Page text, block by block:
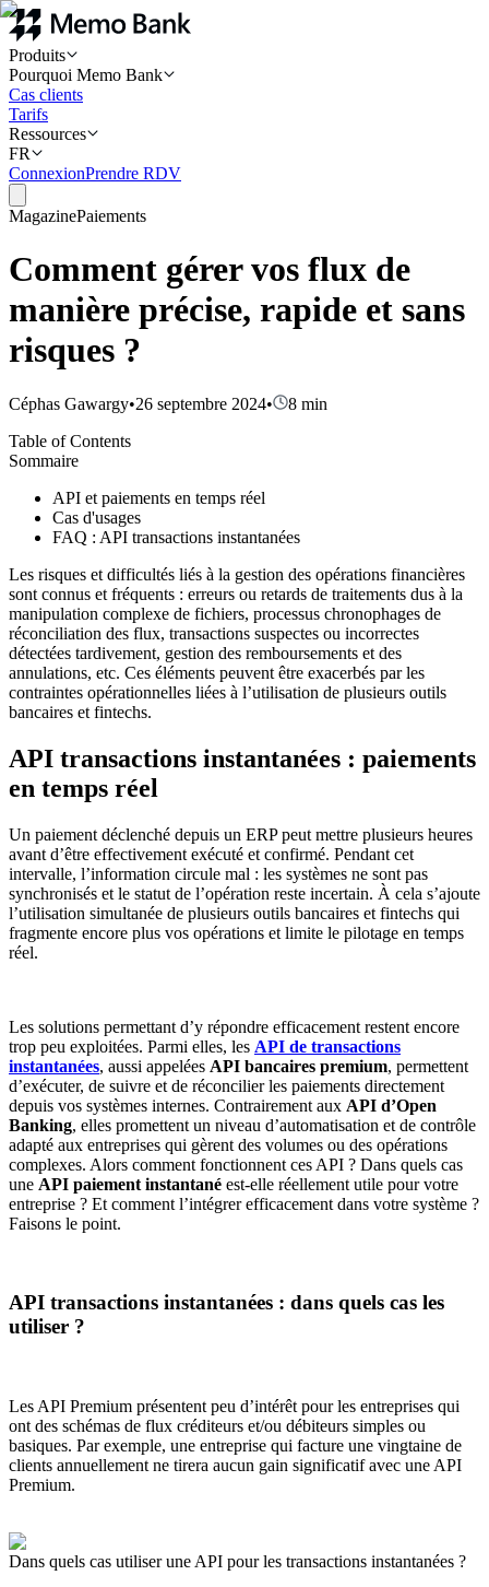
Produits
Pourquoi Memo Bank
Cas clients
Tarifs
Ressources
FR
ConnexionPrendre RDV
MagazinePaiements
Comment gérer vos flux de
manière précise, rapide et sans
risques ?
Céphas Gawargy•26 septembre 2024• 8 min
Table of Contents
Sommaire
API et paiements en temps réel
Cas d'usages
FAQ : API transactions instantanées
Les risques et difficultés liés à la gestion des opérations financières
sont connus et fréquents : erreurs ou retards de traitements dus à la
manipulation complexe de fichiers, processus chronophages de
réconciliation des flux, transactions suspectes ou incorrectes
détectées tardivement, gestion des remboursements et des
annulations, etc. Ces éléments peuvent être exacerbés par les
contraintes opérationnelles liées à l’utilisation de plusieurs outils
bancaires et fintechs.
API transactions instantanées : paiements
en temps réel
Un paiement déclenché depuis un ERP peut mettre plusieurs heures
avant d’être effectivement exécuté et confirmé. Pendant cet
intervalle, l’information circule mal : les systèmes ne sont pas
synchronisés et le statut de l’opération reste incertain. À cela s’ajoute
l’utilisation simultanée de plusieurs outils bancaires et fintechs qui
fragmente encore plus vos opérations et limite le pilotage en temps
réel.
Les solutions permettant d’y répondre efficacement restent encore
trop peu exploitées. Parmi elles, les API de transactions
instantanées, aussi appelées API bancaires premium, permettent
d’exécuter, de suivre et de réconcilier les paiements directement
depuis vos systèmes internes. Contrairement aux API d’Open
Banking, elles promettent un niveau d’automatisation et de contrôle
adapté aux entreprises qui gèrent des volumes ou des opérations
complexes. Alors comment fonctionnent ces API ? Dans quels cas
une API paiement instantané est-elle réellement utile pour votre
entreprise ? Et comment l’intégrer efficacement dans votre système ?
Faisons le point.
API transactions instantanées : dans quels cas les
utiliser ?
Les API Premium présentent peu d’intérêt pour les entreprises qui
ont des schémas de flux créditeurs et/ou débiteurs simples ou
basiques. Par exemple, une entreprise qui facture une vingtaine de
clients annuellement ne tirera aucun gain significatif avec une API
Premium.
Dans quels cas utiliser une API pour les transactions instantanées ?